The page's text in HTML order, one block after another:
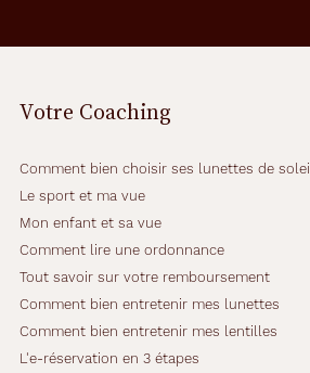
Votre Coaching
Comment bien choisir ses lunettes de soleil
Le sport et ma vue
Mon enfant et sa vue
Comment lire une ordonnance
Tout savoir sur votre remboursement
Comment bien entretenir mes lunettes
Comment bien entretenir mes lentilles
L'e-réservation en 3 étapes